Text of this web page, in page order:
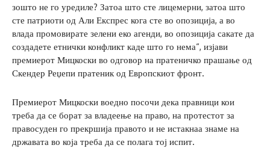
зошто не го уредиле? Затоа што сте лицемерни, затоа што
сте патриоти од Али Експрес кога сте во опозиција, а во
влада промовирате зелени еко агенди, во опозиција сакате да
создадете етнички конфликт каде што го нема“, изјави
премиерот Мицкоски во одговор на пратеничко прашање од
Скендер Реџепи пратеник од Европскиот фронт.
Премиерот Мицкоски воедно посочи дека правници кои
треба да се борат за владеење на право, на протестот за
правосуден го прекршија правото и не истакнаа знаме на
државата во која треба да се полага тој испит.